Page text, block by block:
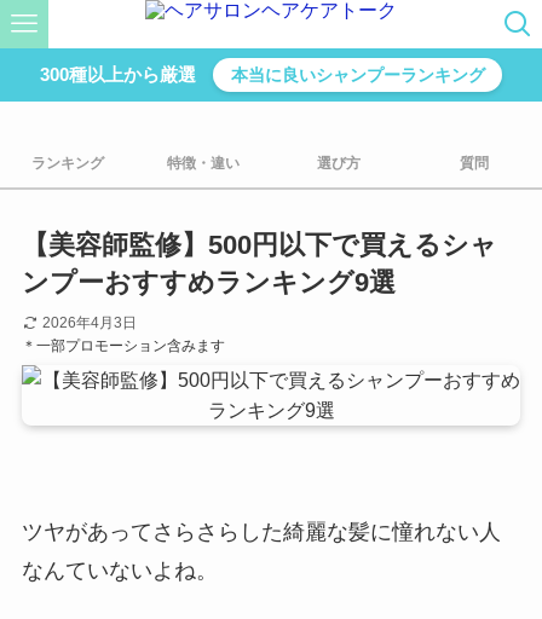
300種以上から厳選 本当に良いシャンプーランキング
ランキング 特徴・違い 選び方 質問
【美容師監修】500円以下で買えるシャ
ンプーおすすめランキング9選
2026年4月3日
＊一部プロモーション含みます
ツヤがあってさらさらした綺麗な髪に憧れない人
なんていないよね。